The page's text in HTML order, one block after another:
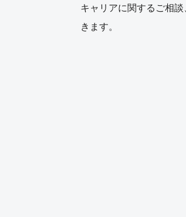
キャリアに関するご相
きます。